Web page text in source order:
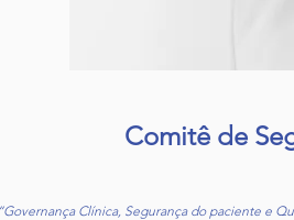
Comitê de
“Governança Clínica, Segurança do paciente e